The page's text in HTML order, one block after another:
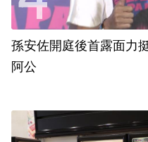
孫安佐開庭後首露面力
阿公